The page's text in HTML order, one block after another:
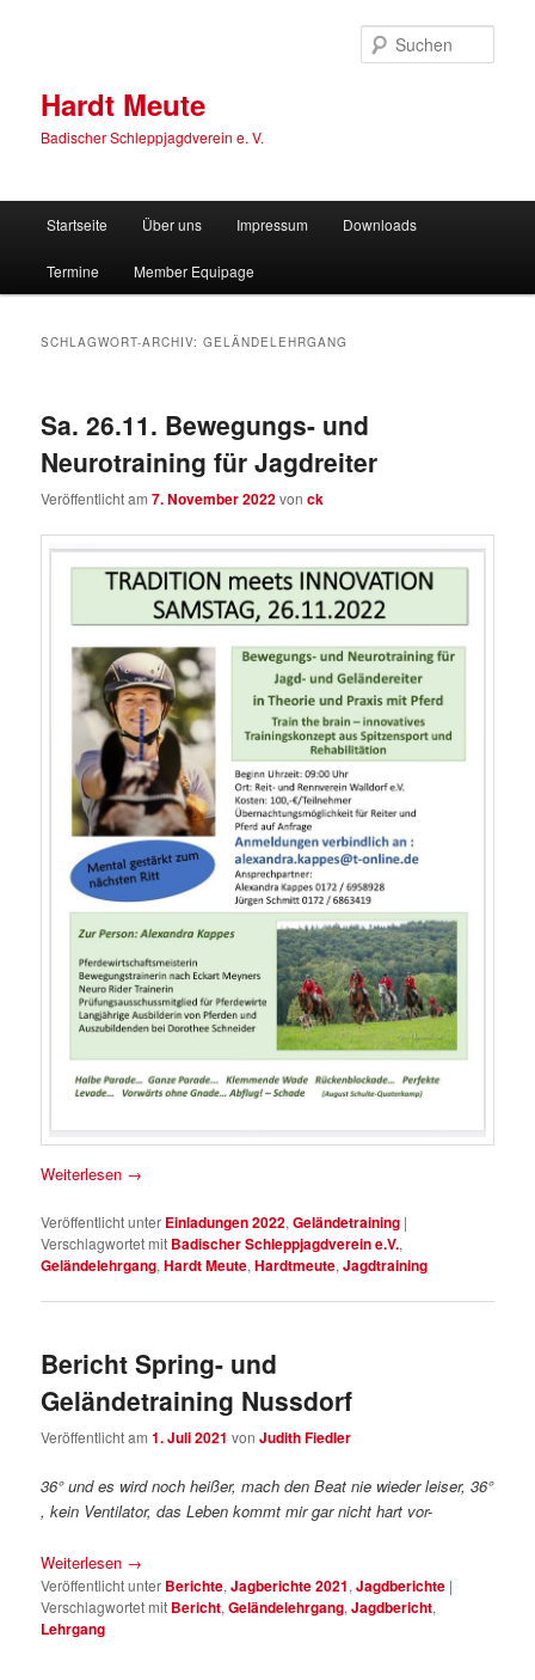
Hardt Meute
Badischer Schleppjagdverein e. V.
Startseite Über uns Impressum Downloads
Termine Member Equipage
SCHLAGWORT-ARCHIV:GELÄNDELEHRGANG
Sa. 26.11. Bewegungs- und
Neurotraining für Jagdreiter
Veröffentlicht am7. November 2022vonck
Weiterlesen →
Veröffentlicht unter Einladungen 2022,Geländetraining |
Verschlagwortet mit Badischer Schleppjagdverein e.V.,
Geländelehrgang,Hardt Meute,Hardtmeute,Jagdtraining
Bericht Spring- und
Geländetraining Nussdorf
Veröffentlicht am1. Juli 2021 vonJudith Fiedler
36° und es wird noch heißer, mach den Beat nie wieder leiser, 36°
, kein Ventilator, das Leben kommt mir gar nicht hart vor-
Weiterlesen →
Veröffentlicht unter Berichte,Jagberichte 2021,Jagdberichte |
Verschlagwortet mit Bericht,Geländelehrgang,Jagdbericht,
Lehrgang